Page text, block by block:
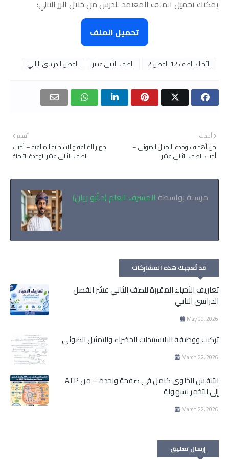
يمكنك تحميل الملف المعتمد للدرس من خلال الزر التالي:
تحميل الملف
الأحياء الصف 12 الفصل 2 الصف الثاني عشر الفصل الدراسي الثاني
أحدث
حل أهداف وحدة التمثيل الضوئي –
أحياء الصف الثاني عشر
أقدم
جهاز المناعة والاستجابة المناعية – أحياء
الصف الثاني عشر الوحدة الثامنة
مرسلة بواسطة المشرف العام (د.أبو ريان)
قد تُعجبك هذه المشاركات
تعاريف الأحياء المقررة للصف الثاني عشر الفصل
الدراسي الثاني
May 09, 2026
تركيب ووظيفة البلاستيدات الخضراء والتمثيل الضوئي
March 22, 2026
التنفس الخلوي كامل في صفحة واحدة – من ATP
إلى التخمر بسهولة
March 22, 2026
إرسال تعليق